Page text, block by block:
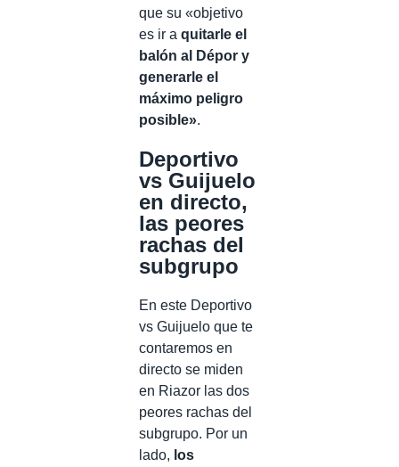
que su «objetivo
es ir a quitarle el
balón al Dépor y
generarle el
máximo peligro
posible».
Deportivo
vs Guijuelo
en directo,
las peores
rachas del
subgrupo
En este Deportivo
vs Guijuelo que te
contaremos en
directo se miden
en Riazor las dos
peores rachas del
subgrupo. Por un
lado, los